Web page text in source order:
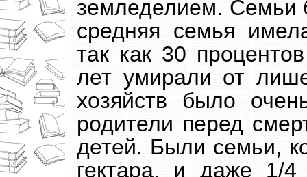
земледелием. Семьи
средняя семья
так как 30
лет умирали от
хозяйств было
родители перед
детей. Были семьи,
гектара, и даже 1/4